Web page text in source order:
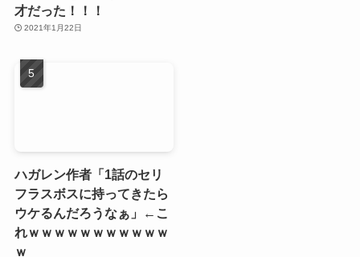
才だった！！！
2021年1月22日
ハガレン作者「1話のセリ
フラスボスに持ってきたら
ウケるんだろうなぁ」←こ
れｗｗｗｗｗｗｗｗｗｗｗ
ｗ